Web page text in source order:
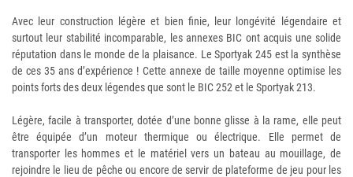
Avec leur construction légère et bien finie, leur longévité légendaire et
surtout leur stabilité incomparable, les annexes BIC ont acquis une solide
réputation dans le monde de la plaisance. Le Sportyak 245 est la synthèse
de ces 35 ans d’expérience ! Cette annexe de taille moyenne optimise les
points forts des deux légendes que sont le BIC 252 et le Sportyak 213.
Légère, facile à transporter, dotée d’une bonne glisse à la rame, elle peut
être équipée d’un moteur thermique ou électrique. Elle permet de
transporter les hommes et le matériel vers un bateau au mouillage, de
rejoindre le lieu de pêche ou encore de servir de plateforme de jeu pour les